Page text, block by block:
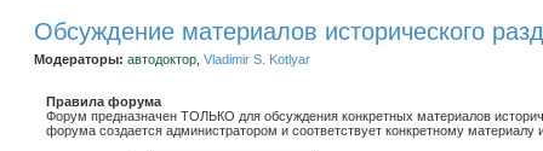
Обсуждение материалов исторического
Модераторы: автодоктор Vladimir S. Kotlyar
Правила форума
Форум предназначен ТОЛЬКО для обсуждения конкретных материалов
форума создается администратором и соответствует конкретному материалу